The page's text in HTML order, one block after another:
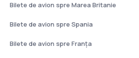
Bilete de avion spre Marea Britanie
Bilete de avion spre Spania
Bilete de avion spre Franţa